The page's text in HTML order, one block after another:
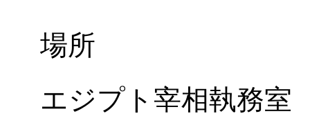
場所
エジプト宰相執務室